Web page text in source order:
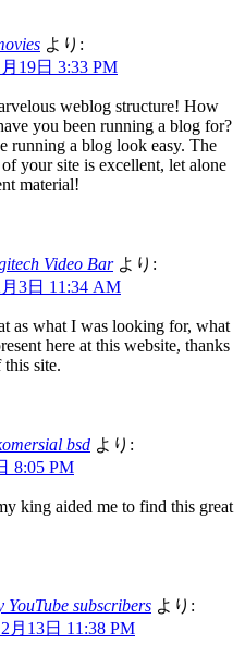
より:
19日 3:33 PM
weblog structure! How
you been running a blog for?
running a blog look easy. The
your site is excellent, let alone
material!
Video Bar より:
3日 11:34 AM
as what I was looking for, what
here at this website, thanks
site.
bsd より:
8:05 PM
king aided me to find this great
YouTube subscribers より:
月13日 11:38 PM